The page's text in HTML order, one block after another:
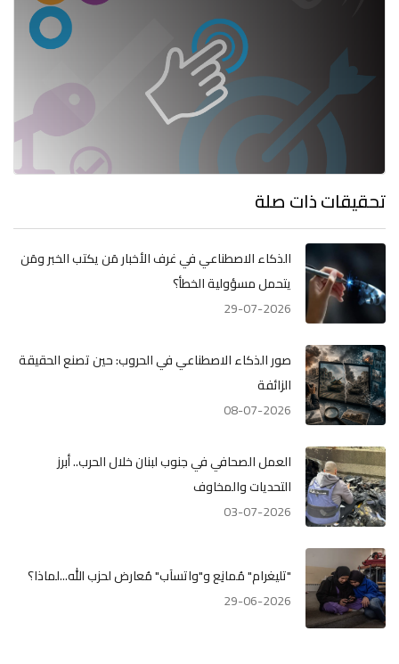
تحقيقات ذات صلة
الذكاء الاصطناعي في غرف الأخبار مَن يكتب الخبر ومَن
يتحمل مسؤولية الخطأ؟
29-07-2026
صور الذكاء الاصطناعي في الحروب: حين تصنع الحقيقة
الزائفة
08-07-2026
العمل الصحافي في جنوب لبنان خلال الحرب.. أبرز
التحديات والمخاوف
03-07-2026
"تليغرام" مُمانِع و"واتسآب" مُعارض لحزب الله...لماذا؟
29-06-2026